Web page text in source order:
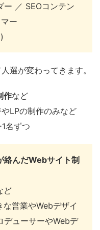
ー ／ SEOコンテン
ー
選が変わってきます。
作など
LPの制作のみなど
名ずつ
絡んだWebサイト制
ど
営業やWebデザイ
デューサーやWebデ